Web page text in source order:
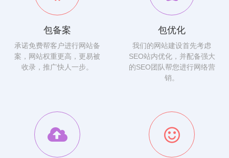
包备案
承诺免费帮客户进行网站备
案，网站权重更高，更易被
收录，推广快人一步。
包优化
我们的网站建设首先考虑
SEO站内优化，并配备强大
的SEO团队帮您进行网络营
销。